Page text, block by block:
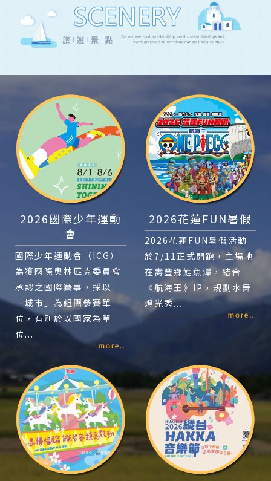
2026國際少年運動
會
國際少年運動會（ICG）
為獲國際奧林匹克委員會
承認之國際賽事，採以
「城市」為組團參賽單
位，有別於以國家為單
位...
2026花蓮FUN暑假
2026花蓮FUN暑假活動
於7/11正式開跑，主場地
在壽豐鄉鯉魚潭，結合
《航海王》IP，規劃水舞
燈光秀...